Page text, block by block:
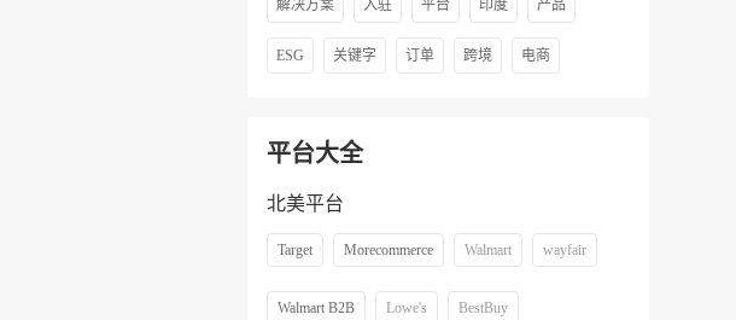
解决方案 入驻 平台 印度 产品
ESG 关键字 订单 跨境 电商
平台大全
北美平台
Target Morecommerce Walmart wayfair
Walmart B2B Lowe's BestBuy